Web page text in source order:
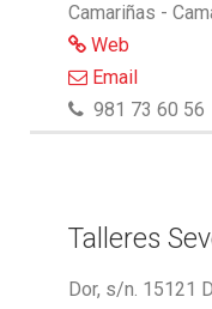
Camariñas -
Web
Email
981 73 60 56
Talleres
Dor, s/n. 15121